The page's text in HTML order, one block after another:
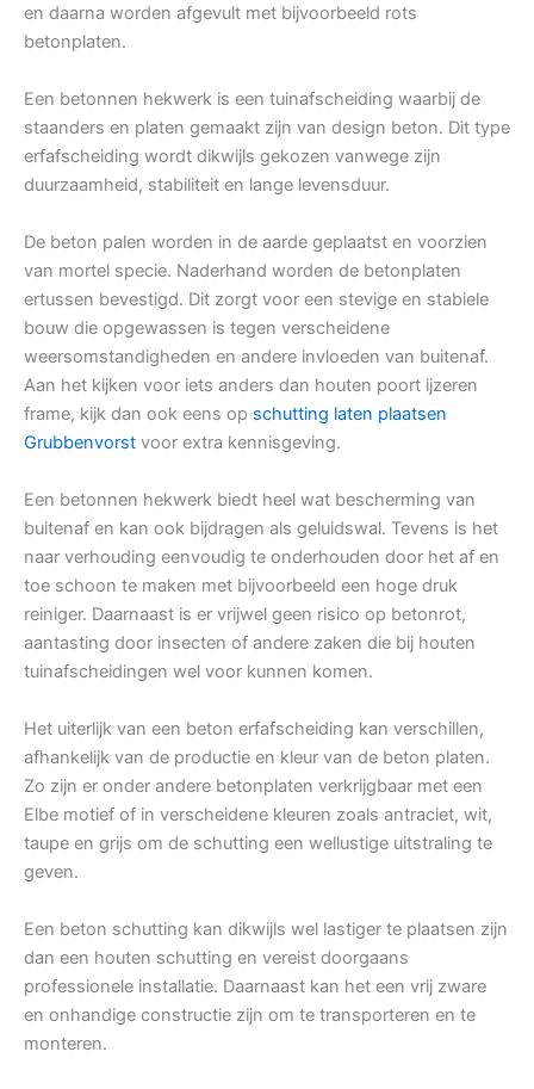
en daarna worden afgevult met bijvoorbeeld rots
betonplaten.
Een betonnen hekwerk is een tuinafscheiding waarbij de
staanders en platen gemaakt zijn van design beton. Dit type
erfafscheiding wordt dikwijls gekozen vanwege zijn
duurzaamheid, stabiliteit en lange levensduur.
De beton palen worden in de aarde geplaatst en voorzien
van mortel specie. Naderhand worden de betonplaten
ertussen bevestigd. Dit zorgt voor een stevige en stabiele
bouw die opgewassen is tegen verscheidene
weersomstandigheden en andere invloeden van buitenaf.
Aan het kijken voor iets anders dan houten poort ijzeren
frame, kijk dan ook eens op schutting laten plaatsen
Grubbenvorst voor extra kennisgeving.
Een betonnen hekwerk biedt heel wat bescherming van
buitenaf en kan ook bijdragen als geluidswal. Tevens is het
naar verhouding eenvoudig te onderhouden door het af en
toe schoon te maken met bijvoorbeeld een hoge druk
reiniger. Daarnaast is er vrijwel geen risico op betonrot,
aantasting door insecten of andere zaken die bij houten
tuinafscheidingen wel voor kunnen komen.
Het uiterlijk van een beton erfafscheiding kan verschillen,
afhankelijk van de productie en kleur van de beton platen.
Zo zijn er onder andere betonplaten verkrijgbaar met een
Elbe motief of in verscheidene kleuren zoals antraciet, wit,
taupe en grijs om de schutting een wellustige uitstraling te
geven.
Een beton schutting kan dikwijls wel lastiger te plaatsen zijn
dan een houten schutting en vereist doorgaans
professionele installatie. Daarnaast kan het een vrij zware
en onhandige constructie zijn om te transporteren en te
monteren.